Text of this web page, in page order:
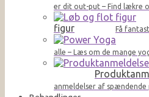
er dit out-put – Find lækre
figur
Få
alle – Læs om de mange
anmeldelser af